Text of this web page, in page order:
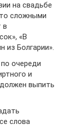
на свадьбе
сложными
в
«В
из Болгарии».
очереди
и
выпить
слова